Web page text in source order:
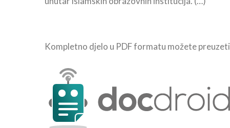
Kompletno djelo u PDF formatu možete preuzeti